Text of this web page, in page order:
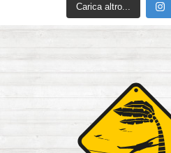
Carica altro...